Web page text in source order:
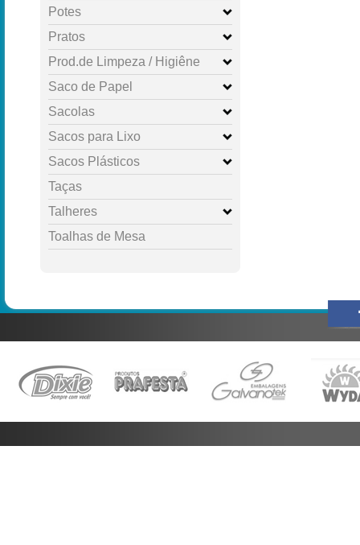
Potes
Pratos
Prod.de Limpeza / Higiêne
Saco de Papel
Sacolas
Sacos para Lixo
Sacos Plásticos
Taças
Talheres
Toalhas de Mesa